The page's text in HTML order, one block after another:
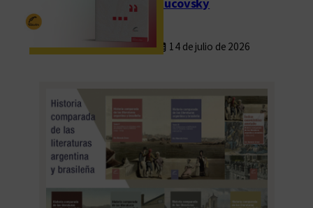
Rucovsky
14 de julio de 2026